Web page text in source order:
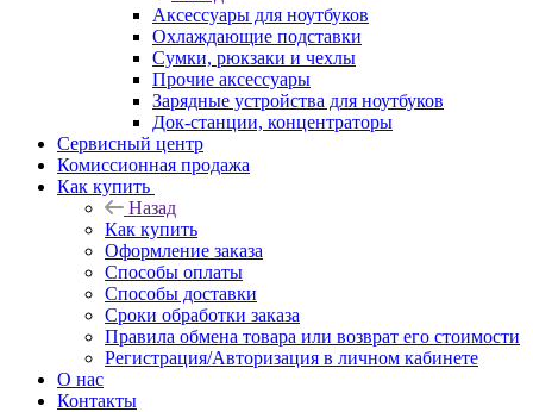
Аксессуары для ноутбуков
Охлаждающие подставки
Сумки, рюкзаки и чехлы
Прочие аксессуары
Зарядные устройства для ноутбуков
Док-станции, концентраторы
Сервисный центр
Комиссионная продажа
Как купить
Назад
Как купить
Оформление заказа
Способы оплаты
Способы доставки
Сроки обработки заказа
Правила обмена товара или возврат его стоимости
Регистрация/Авторизация в личном кабинете
О нас
Контакты